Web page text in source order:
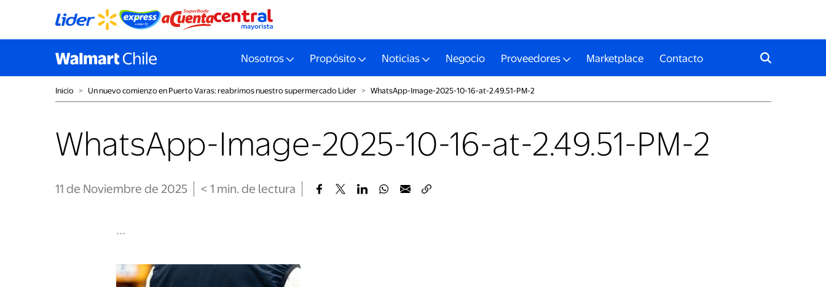
Nosotros Propósito Noticias Negocio Proveedores Marketplace Contacto
Inicio ˃ Un nuevo comienzo en Puerto Varas: reabrimos nuestro supermercado Lider ˃ WhatsApp-Image-2025-10-16-at-2.49.51-PM-2
WhatsApp-Image-2025-10-16-at-2.49.51-PM-2
11 de Noviembre de 2025 < 1 min. de lectura
...